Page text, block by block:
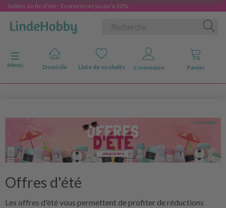
Soldes de fin d'été - Économisez jusqu'à 50%
Basculer la navigation
Menu
Domicile Liste de souhaits Connexion Panier
Offres d'été
Les offres d'été vous permettent de profiter de réductions